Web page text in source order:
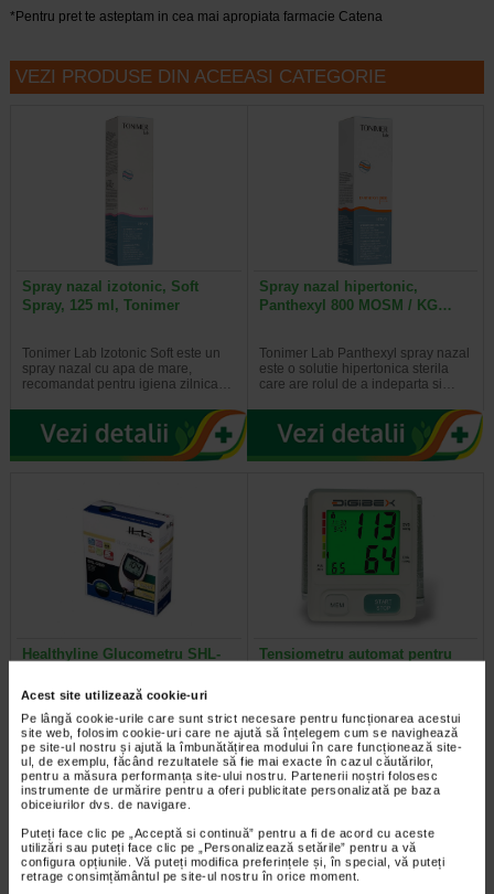
Acest site utilizează cookie-uri
Pe lângă cookie-urile care sunt strict necesare pentru funcționarea acestui
site web, folosim cookie-uri care ne ajută să înțelegem cum se navighează
pe site-ul nostru și ajută la îmbunătățirea modului în care funcționează site-
ul, de exemplu, făcând rezultatele să fie mai exacte în cazul căutărilor,
pentru a măsura performanța site-ului nostru. Partenerii noștri folosesc
instrumente de urmărire pentru a oferi publicitate personalizată pe baza
obiceiurilor dvs. de navigare.
Puteți face clic pe „Acceptă si continuă” pentru a fi de acord cu aceste
utilizări sau puteți face clic pe „Personalizează setările” pentru a vă
configura opțiunile. Vă puteți modifica preferințele și, în special, vă puteți
retrage consimțământul pe site-ul nostru în orice moment.
*Pentru pret te asteptam in cea mai apropiata farmacie Catena
VEZI PRODUSE DIN ACEEASI CATEGORIE
Spray nazal izotonic, Soft
Spray, 125 ml, Tonimer
Tonimer Lab Izotonic Soft este un
spray nazal cu apa de mare,
recomandat pentru igiena zilnica…
Spray nazal hipertonic,
Panthexyl 800 MOSM / KG…
Tonimer Lab Panthexyl spray nazal
este o solutie hipertonica sterila
care are rolul de a indeparta si…
Healthyline Glucometru SHL-
Un glucometru Healthy Line SHL-
G800 este un aparat util, cu ajutorul
caruia poti sa masori glicemia…
Tensiometru automat pentru
Tensiometrul automat pentru
incheietura mainii este un aparat
de dimensiuni mici, compact si…